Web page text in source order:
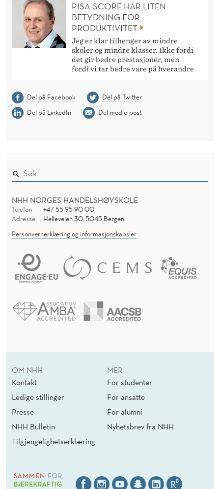
PISA-SCORE HAR LITEN
BETYDNING FOR
PRODUKTIVITET
Jeg er klar tilhenger av mindre
skoler og mindre klasser. Ikke fordi
det gir bedre prestasjoner, men
fordi vi tar bedre vare på hverandre
Del på Facebook
Del på Twitter
Del på LinkedIn
Del med e-post
NHH NORGES HANDELSHØYSKOLE
Telefon
+47 55 95 90 00
Adresse
Helleveien 30, 5045 Bergen
Personvernerklæring og informasjonskapsler
OM NHH
Kontakt
Ledige stillinger
Presse
NHH Bulletin
Tilgjengelighetserklæring
MER
For studenter
For ansatte
For alumni
Nyhetsbrev fra NHH